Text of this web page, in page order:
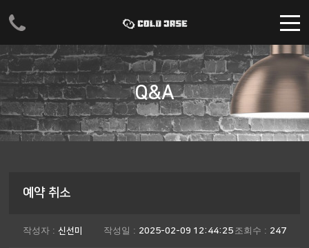
Q&A
예약 취소
작성자 :신선미 작성일 : 2025-02-09 12:44:25 조회수 : 247